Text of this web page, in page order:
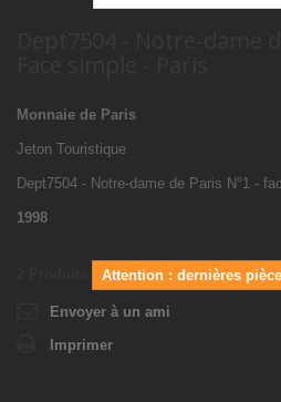
Monnaie de Paris
Jeton Touristique
Dept7504 - Notre-dame de Paris N°1 -
1998
Attention : dernières
Envoyer à un ami
Imprimer